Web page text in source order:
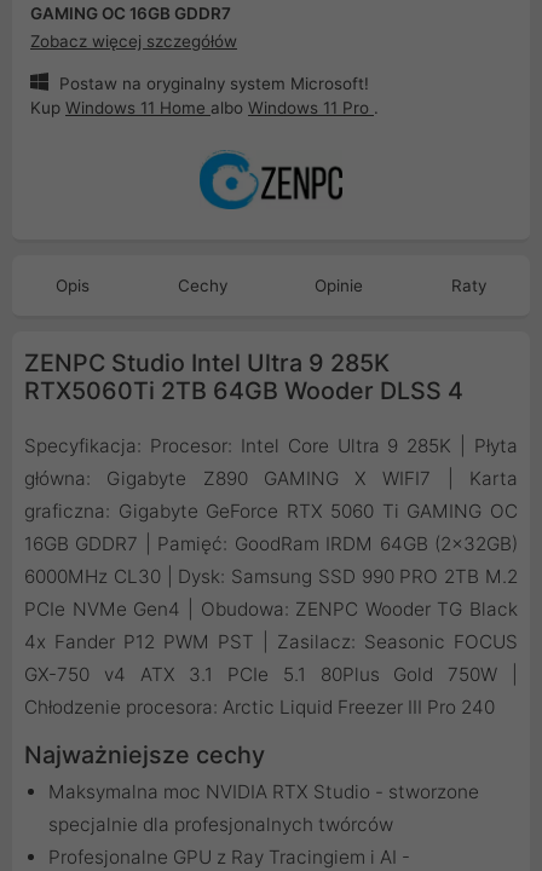
GAMING OC 16GB GDDR7
Zobacz więcej szczegółów
Postaw na oryginalny system Microsoft!
Kup Windows 11 Home albo Windows 11 Pro .
Opis Cechy Opinie Raty
ZENPC Studio Intel Ultra 9 285K
RTX5060Ti 2TB 64GB Wooder DLSS 4
Specyfikacja: Procesor: Intel Core Ultra 9 285K | Płyta
główna: Gigabyte Z890 GAMING X WIFI7 | Karta
graficzna: Gigabyte GeForce RTX 5060 Ti GAMING OC
16GB GDDR7 | Pamięć: GoodRam IRDM 64GB (2x32GB)
6000MHz CL30 | Dysk: Samsung SSD 990 PRO 2TB M.2
PCIe NVMe Gen4 | Obudowa: ZENPC Wooder TG Black
4x Fander P12 PWM PST | Zasilacz: Seasonic FOCUS
GX-750 v4 ATX 3.1 PCIe 5.1 80Plus Gold 750W |
Chłodzenie procesora: Arctic Liquid Freezer III Pro 240
Najważniejsze cechy
Maksymalna moc NVIDIA RTX Studio - stworzone
specjalnie dla profesjonalnych twórców
Profesjonalne GPU z Ray Tracingiem i AI -